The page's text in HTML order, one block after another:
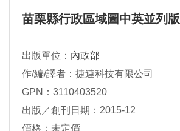
苗栗縣行政區域圖中英並列版
出版單位： 內政部
作/編/譯者：捷連科技有限公司
GPN：3110403520
出版／創刊日期：2015-12
價格：未定價